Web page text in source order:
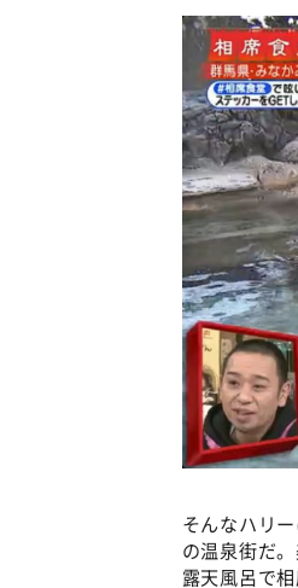
そんなハリ
の温泉街だ
露天風呂で